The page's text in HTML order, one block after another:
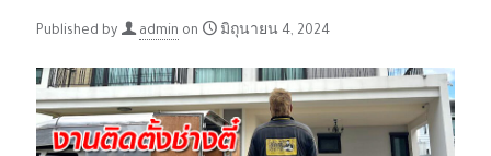
Published by admin on มิถุนายน 4, 2024